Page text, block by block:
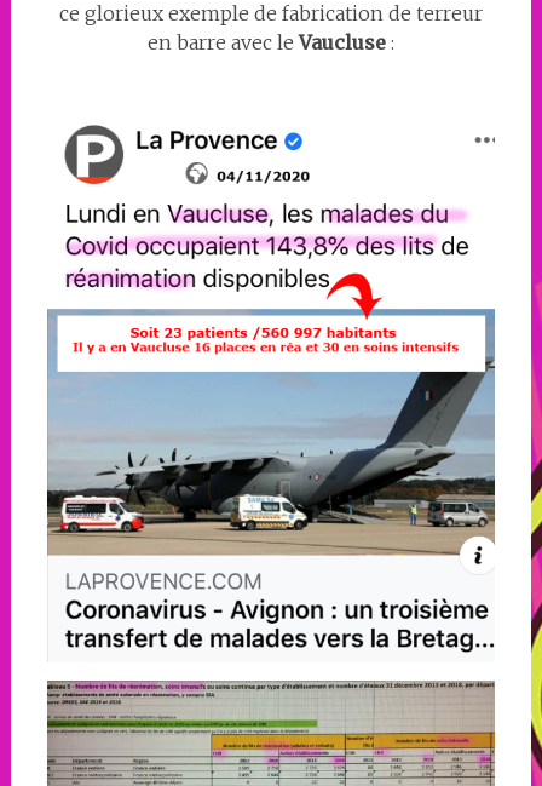
ce glorieux exemple de fabrication de terreur
en barre avec leVaucluse: